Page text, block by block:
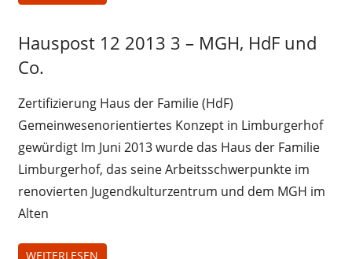
Hauspost
12-2013
Hauspost 12 2013 3 – MGH, HdF und
Co.
Zertifizierung Haus der Familie (HdF)
Gemeinwesenorientiertes Konzept in Limburgerhof
gewürdigt Im Juni 2013 wurde das Haus der Familie
Limburgerhof, das seine Arbeitsschwerpunkte im
renovierten Jugendkulturzentrum und dem MGH im
Alten
WEITERLESEN